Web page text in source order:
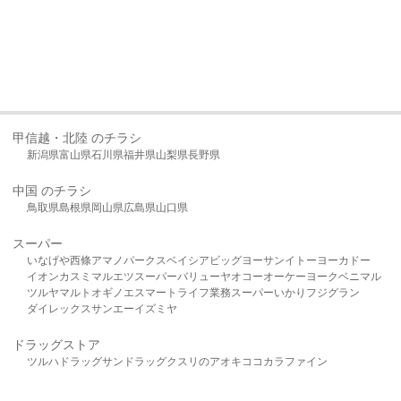
甲信越・北陸 のチラシ
新潟県富山県石川県福井県山梨県長野県
中国 のチラシ
鳥取県島根県岡山県広島県山口県
スーパー
いなげや西條アマノパークスベイシア ビッグヨーサンイトーヨーカドー
イオンカスミ マルエツスーパーバリューヤオコーオーケー ヨークベニマル
ツルヤマルト オギノ エスマート ライフ業務スーパーいかり フジグラン
ダイレックスサンエーイズミヤ
ドラッグストア
ツルハドラッグサンドラッグクスリのアオキ ココカラファイン